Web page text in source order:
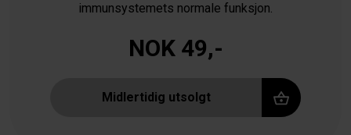
immunsystemets normale funksjon.
NOK 49,-
Midlertidig utsolgt